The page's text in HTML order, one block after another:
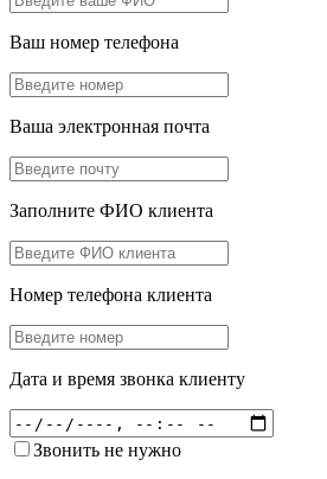
Ваш номер телефона
Ваша электронная почта
Заполните ФИО клиента
Номер телефона клиента
Дата и время звонка клиенту
Звонить не нужно